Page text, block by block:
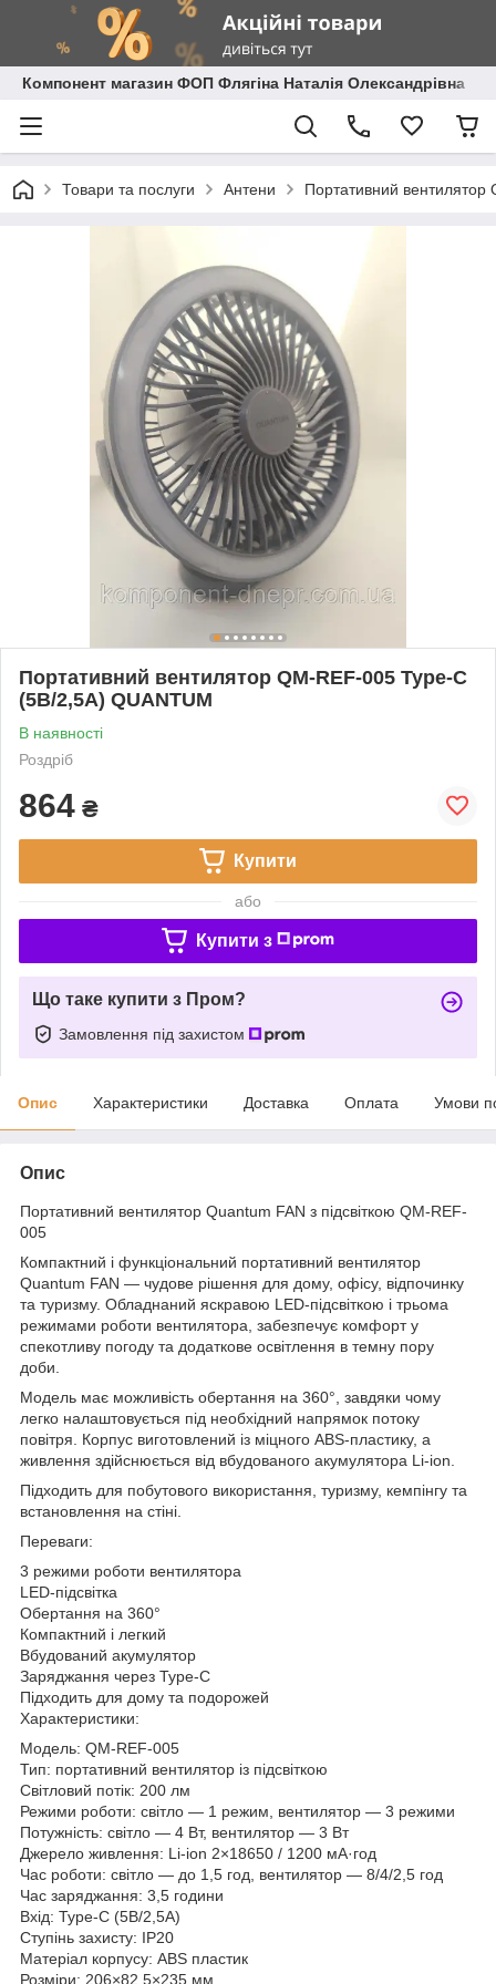
Компонент магазин ФОП Флягіна Наталія Олександрівна
Товари та послуги Антени Портативний
Портативний вентилятор QM-REF-005 Type-C
(5В/2,5A) QUANTUM
В наявності
Роздріб
864 ₴
Купити
або
Купити з
Що таке купити з Пром?
Замовлення під захистом
Опис Характеристики Доставка Оплата Умови
Опис
Портативний вентилятор Quantum FAN з підсвіткою QM-REF-
005
Компактний і функціональний портативний вентилятор
Quantum FAN — чудове рішення для дому, офісу, відпочинку
та туризму. Обладнаний яскравою LED-підсвіткою і трьома
режимами роботи вентилятора, забезпечує комфорт у
спекотливу погоду та додаткове освітлення в темну пору
доби.
Модель має можливість обертання на 360°, завдяки чому
легко налаштовується під необхідний напрямок потоку
повітря. Корпус виготовлений із міцного ABS-пластику, а
живлення здійснюється від вбудованого акумулятора Li-ion.
Підходить для побутового використання, туризму, кемпінгу та
встановлення на стіні.
Переваги:
3 режими роботи вентилятора
LED-підсвітка
Обертання на 360°
Компактний і легкий
Вбудований акумулятор
Заряджання через Type-C
Підходить для дому та подорожей
Характеристики:
Модель: QM-REF-005
Тип: портативний вентилятор із підсвіткою
Світловий потік: 200 лм
Режими роботи: світло — 1 режим, вентилятор — 3 режими
Потужність: світло — 4 Вт, вентилятор — 3 Вт
Джерело живлення: Li-ion 2×18650 / 1200 мА·год
Час роботи: світло — до 1,5 год, вентилятор — 8/4/2,5 год
Час заряджання: 3,5 години
Вхід: Type-C (5В/2,5A)
Ступінь захисту: IP20
Матеріал корпусу: ABS пластик
Розміри: 206×82,5×235 мм